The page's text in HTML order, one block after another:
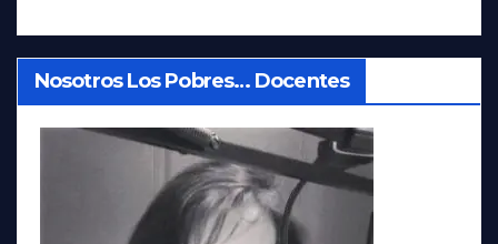
Nosotros Los Pobres… Docentes